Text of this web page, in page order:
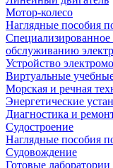
Мотор-колесо
Наглядные пособия
Специализированное
обслуживанию
Устройство
Виртуальные
Морская и речная
Энергетические
Диагностика и
Судостроение
Наглядные пособия
Судовождение
Готовые